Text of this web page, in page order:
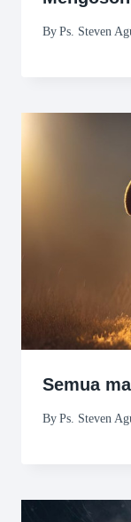
By Ps. Steven
Semua
By Ps. Steven